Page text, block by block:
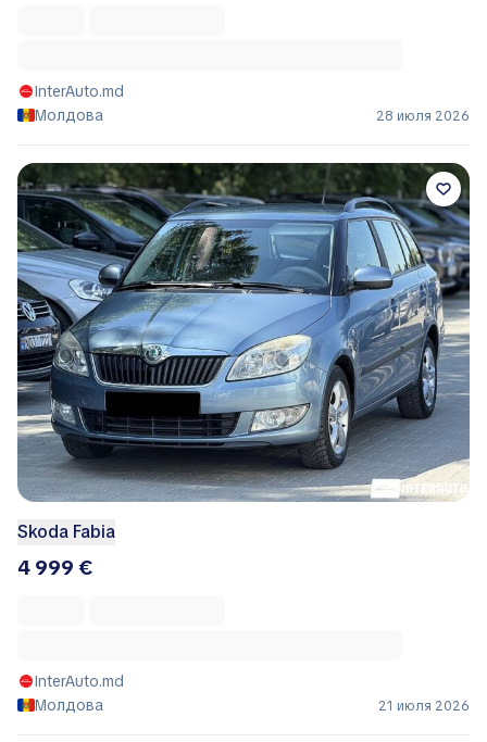
InterAuto.md
Молдова
28 июля 2026
Skoda Fabia
4 999 €
InterAuto.md
Молдова
21 июля 2026